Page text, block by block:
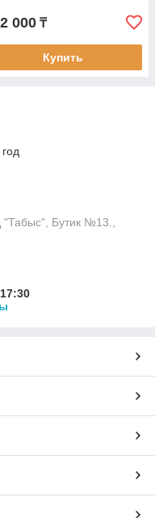
000 ₸
Купить
"Табыс", Бутик №13.,